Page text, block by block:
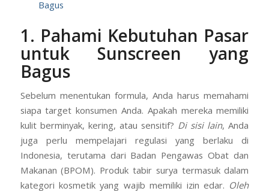
Terpercaya
Bagus
1. Pahami Kebutuhan Pasar
untuk Sunscreen yang
Bagus
Sebelum menentukan formula, Anda harus memahami
siapa target konsumen Anda. Apakah mereka memiliki
kulit berminyak, kering, atau sensitif?Di sisi lain, Anda
juga perlu mempelajari regulasi yang berlaku di